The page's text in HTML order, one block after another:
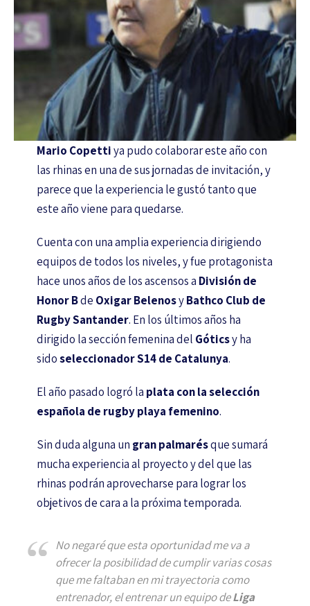
Mario Copettiya pudo colaborar este año con
las rhinas en una de sus jornadas de invitación, y
parece que la experiencia le gustó tanto que
este año viene para quedarse.
Cuenta con una amplia experiencia dirigiendo
equipos de todos los niveles, y fue protagonista
hace unos años de los ascensos a División de
Honor Bde Oxigar BelenosyBathco Club de
Rugby Santander. En los últimos años ha
dirigido la sección femenina del Góticsy ha
sidoseleccionador S14 de Catalunya.
El año pasado logró la plata con la selección
española de rugby playa femenino.
Sin duda alguna un gran palmarésque sumará
mucha experiencia al proyecto y del que las
rhinas podrán aprovecharse para lograr los
objetivos de cara a la próxima temporada.
No negaré que esta oportunidad me va a
ofrecer la posibilidad de cumplir varias cosas
que me faltaban en mi trayectoria como
entrenador, el entrenar un equipo deLiga